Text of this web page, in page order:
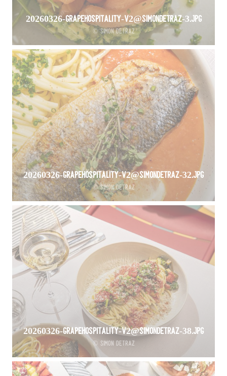
20260326-GrapeHospitality-V2@SimonDetraz-3.jpg
© Simon Detraz
20260326-GrapeHospitality-V2@SimonDetraz-32.jpg
© Simon Detraz
20260326-GrapeHospitality-V2@SimonDetraz-38.jpg
© Simon Detraz